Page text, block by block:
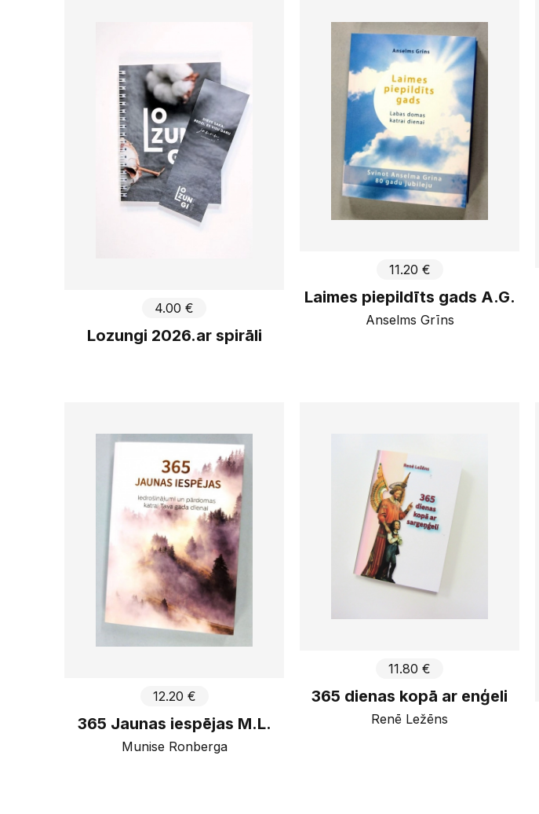
4.00 €
Lozungi 2026.ar spirāli
11.20 €
Laimes piepildīts gads A.G.
Anselms Grīns
12.20 €
365 Jaunas iespējas M.L.
Munise Ronberga
11.80 €
365 dienas kopā ar enģeli
Renē Ležēns